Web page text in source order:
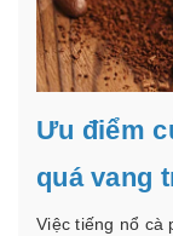
Ưu điểm
quá vang
Việc tiếng nổ cà